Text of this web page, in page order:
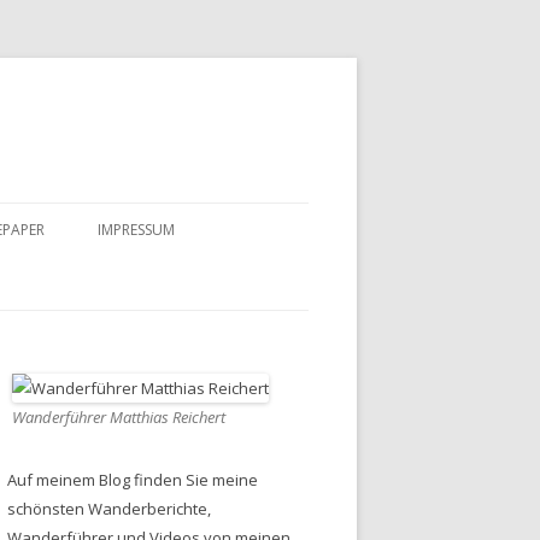
IMPRESSUM
Wanderführer Matthias Reichert
Auf meinem Blog finden Sie meine
schönsten Wanderberichte,